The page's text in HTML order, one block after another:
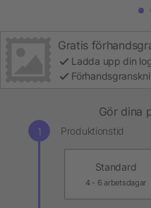
Gratis
Ladda upp din
Gör dina
Produktionstid
Standard
4 - 6 arbetsdagar